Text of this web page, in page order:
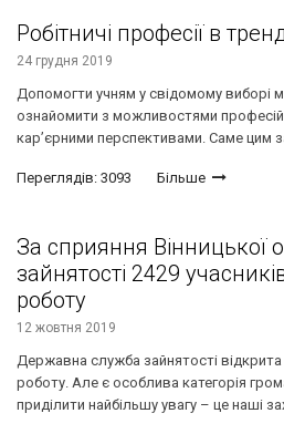
Робітничі професії в
24 грудня 2019
Допомогти учням у свідомому виборі
ознайомити з можливостями
кар’єрними перспективами. Саме цим
Переглядів: 3093 Більше
За сприяння Вінницької
зайнятості 2429
роботу
12 жовтня 2019
Державна служба зайнятості
роботу. Але є особлива категорія
приділити найбільшу увагу – це наші